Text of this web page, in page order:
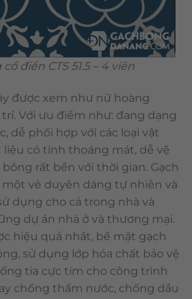
điển CTS 51.5 – 4 viên
được xem như nữ hoàng
Với ưu điểm như: đang dạng
dễ phối hợp với các loại vật
liệu có tính thoáng mát, dễ vệ
rất bền với thời gian. Gạch
một vẻ duyên dáng tự nhiên và
dụng cho cả trong nhà và
dự án nhà ở và thương mại.
hiệu quả nhất, bề mặt gạch
sử dụng lớp hóa chất bảo vệ
tia cực tím cho công trình
chống thấm nước, chống dầu